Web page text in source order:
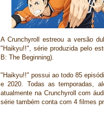
A Crunchyroll estreou a versão
"Haikyu!!", série produzida pelo
B: The Beginning).
"Haikyu!!" possui ao todo 85
e 2020. Todas as temporadas,
atualmente na Crunchyroll com
série também conta com 4 filmes